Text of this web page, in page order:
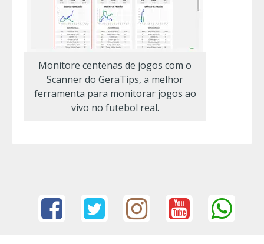
Monitore centenas de jogos com o
Scanner do GeraTips, a melhor
ferramenta para monitorar jogos ao
vivo no futebol real.